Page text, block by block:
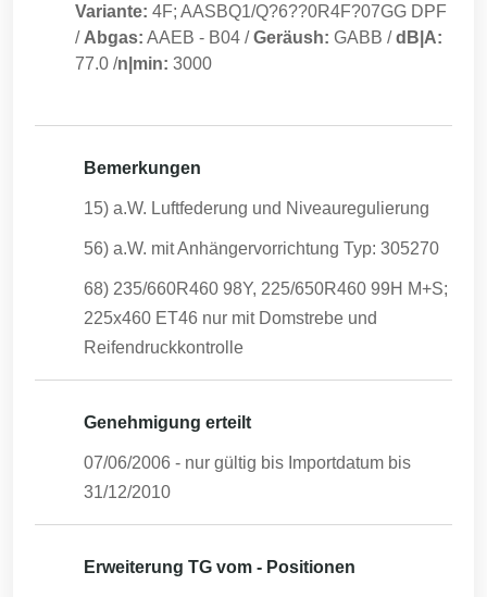
Variante: 4F; AASBQ1/Q?6??0R4F?07GG DPF
/ Abgas: AAEB - B04 /Geräush: GABB /dB|A:
77.0 /n|min: 3000
Bemerkungen
15) a.W. Luftfederung und Niveauregulierung
56) a.W. mit Anhängervorrichtung Typ: 305270
68) 235/660R460 98Y, 225/650R460 99H M+S;
225x460 ET46 nur mit Domstrebe und
Reifendruckkontrolle
Genehmigung erteilt
07/06/2006 - nur gültig bis Importdatum bis
31/12/2010
Erweiterung TG vom - Positionen